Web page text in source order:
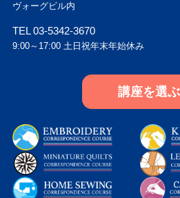
講座を選ぶ
ヴォーグビル内
TEL 03-5342-3670
9:00～17:00 土日祝年末年始休み
お問い合わせ